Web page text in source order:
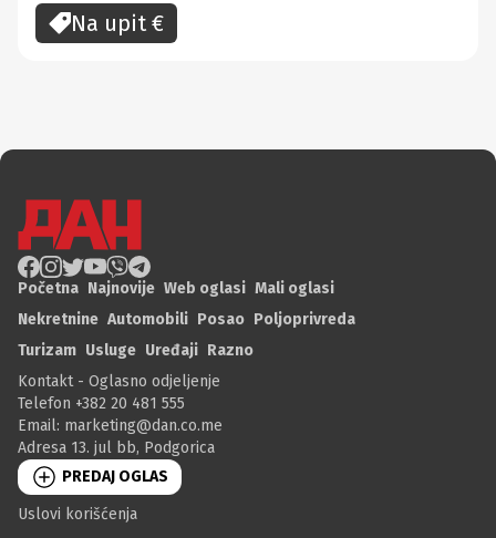
Na upit €
Početna Najnovije Web oglasi Mali oglasi
Nekretnine Automobili Posao Poljoprivreda
Turizam Usluge Uređaji Razno
Kontakt - Oglasno odjeljenje
Telefon +382 20 481 555
Email: marketing@dan.co.me
Adresa 13. jul bb, Podgorica
PREDAJ OGLAS
Uslovi korišćenja